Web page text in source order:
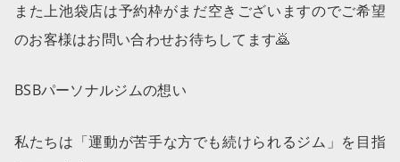
また上池袋店は予約枠がまだ空きございますのでご希望
のお客様はお問い合わせお待ちしてます🙇
BSBパーソナルジムの想い
私たちは「運動が苦手な方でも続けられるジム」を目指